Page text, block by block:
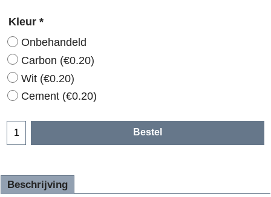
Kleur *
Onbehandeld
Carbon (€0.20)
Wit (€0.20)
Cement (€0.20)
Bestel
Beschrijving